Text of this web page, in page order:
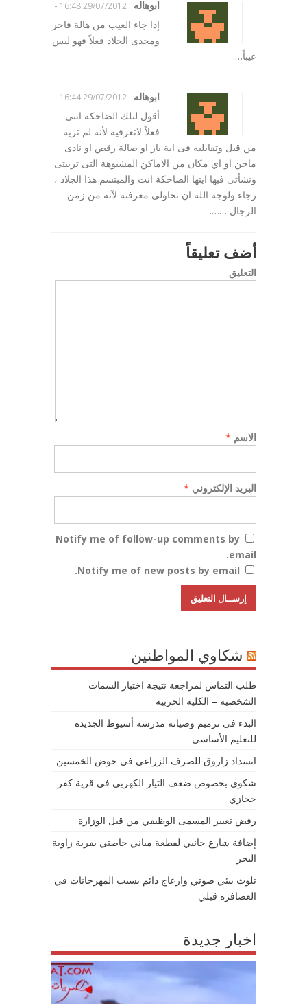
ابوهاله 29/07/2012 16:48
-
إذا جاء العيب من هالة فاخر
ومجدى الجلاد فعلاً فهو ليس
عيباً….
ابوهاله 29/07/2012 16:44
-
أقول لتلك الضاحكة انتى
فعلاً لاتعرفيه لأنه لم تريه
من قبل وتقابليه فى اية بار او صالة رقص او نادى
ماجن او اي مكان من الاماكن المشبوهة التى تربيتى
ونشأتى فيها ايتها الضاحكة انت والمبتسم هذا الجلاد ،
رجاء ولوجه الله ان تحاولى معرفته لآنه من زمن
الرجال …….
أضف تعليقاً
التعليق
الاسم *
البريد الإلكتروني *
Notify me of follow-up comments by
email.
Notify me of new posts by email.
شكاوي المواطنين
طلب التماس لمراجعة نتيجة اختبار السمات
الشخصية – الكلية الحربية
البدء فى ترميم وصيانة مدرسة أسيوط الجديدة
للتعليم الأساسى
انسداد زاروق للصرف الزراعي في حوض الخمسين
شكوى بخصوص ضعف التيار الكهربى في قرية كفر
حجازي
رفض تغيير المسمى الوظيفي من قبل الوزارة
إضافة شارع جانبي لقطعة مباني خاصتي بقرية زاوية
البحر
تلوث بيئي صوتي وازعاج دائم بسبب المهرجانات في
العصافرة قبلي
اخبار جديدة